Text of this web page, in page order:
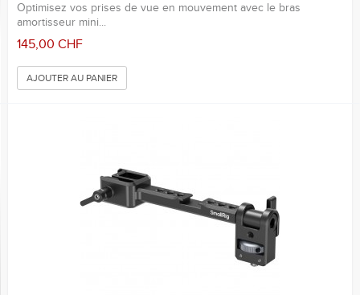
Optimisez vos prises de vue en mouvement avec le bras
amortisseur mini...
145,00 CHF
AJOUTER AU PANIER